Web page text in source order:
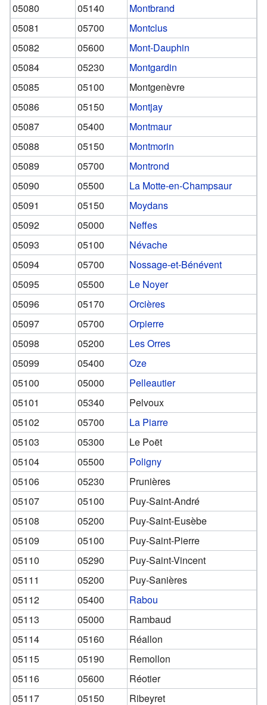
05080
05140
Montbrand
05081
05700
Montclus
05082
05600
Mont-Dauphin
05084
05230
Montgardin
05085
05100
Montgenèvre
05086
05150
Montjay
05087
05400
Montmaur
05088
05150
Montmorin
05089
05700
Montrond
05090
05500
La Motte-en-Champsaur
05091
05150
Moydans
05092
05000
Neffes
05093
05100
Névache
05094
05700
Nossage-et-Bénévent
05095
05500
Le Noyer
05096
05170
Orcières
05097
05700
Orpierre
05098
05200
Les Orres
05099
05400
Oze
05100
05000
Pelleautier
05101
05340
Pelvoux
05102
05700
La Piarre
05103
05300
Le Poët
05104
05500
Poligny
05106
05230
Prunières
05107
05100
Puy-Saint-André
05108
05200
Puy-Saint-Eusèbe
05109
05100
Puy-Saint-Pierre
05110
05290
Puy-Saint-Vincent
05111
05200
Puy-Sanières
05112
05400
Rabou
05113
05000
Rambaud
05114
05160
Réallon
05115
05190
Remollon
05116
05600
Réotier
05117
05150 Ribeyret